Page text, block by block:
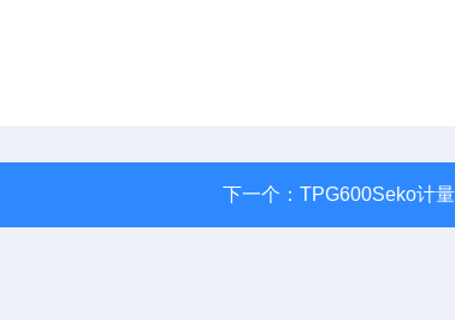
下一个： TPG600Seko计